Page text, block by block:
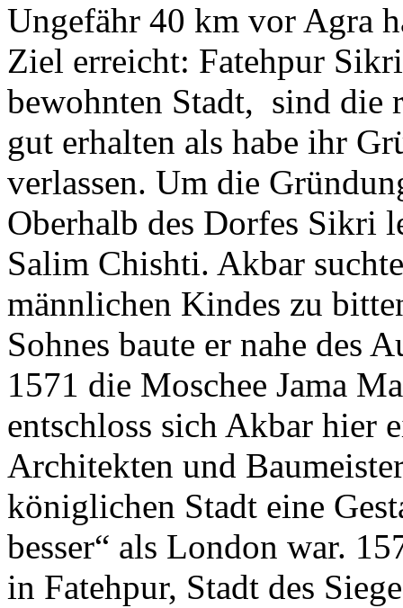
Ungefähr 40 km vor Agra
Ziel erreicht: Fatehpur
bewohnten Stadt, sind die
gut erhalten als habe ihr
verlassen. Um die
Oberhalb des Dorfes Sikri
Salim Chishti. Akbar
männlichen Kindes zu
Sohnes baute er nahe des
1571 die Moschee Jama
entschloss sich Akbar hier
Architekten und
königlichen Stadt eine
besser“ als London war.
in Fatehpur, Stadt des